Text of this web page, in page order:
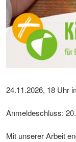
24.11.2026, 18 Uhr
Anmeldeschluss:
Mit unserer Arbeit